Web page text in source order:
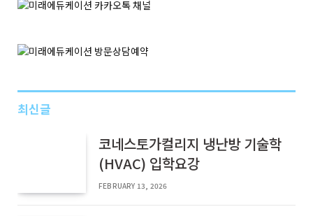
최신글
코네스토가컬리지 냉난방 기술학
(HVAC) 입학요강
FEBRUARY 13, 2026